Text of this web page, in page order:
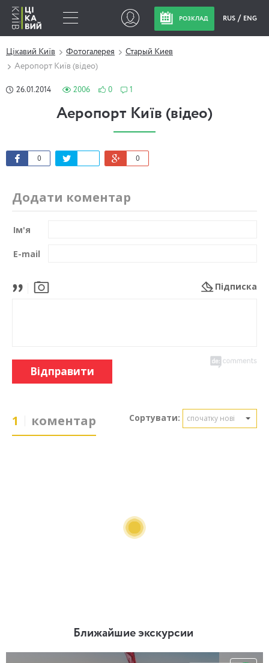
РОЗКЛАД RUS ENG
Цікавий Київ Фотогалерея
Старый Киев
Аеропорт Київ (відео)
26.01.2014 2006 0 1
Аеропорт Київ (відео)
0 0
Додати коментар
Ім'я
E-mail
Підписка
Відправити
1 коментар Сортувати: спочатку нові
Ближайшие экскурсии